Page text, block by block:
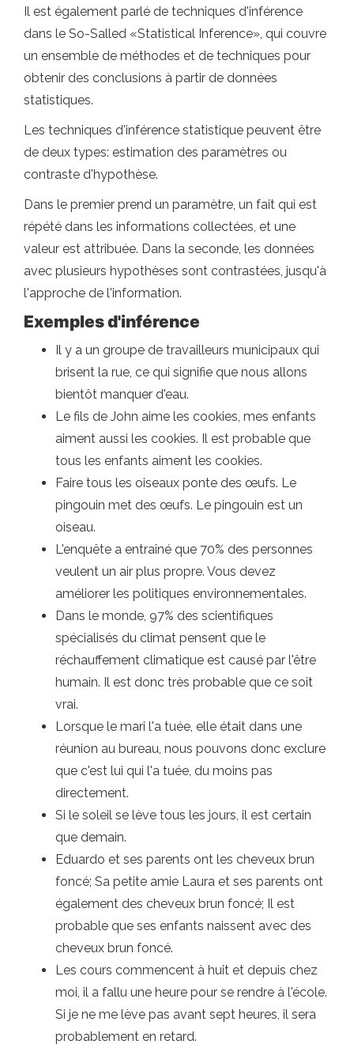
Il est également parlé de techniques d'inférence
dans le So-Salled «Statistical Inference», qui couvre
un ensemble de méthodes et de techniques pour
obtenir des conclusions à partir de données
statistiques.
Les techniques d'inférence statistique peuvent être
de deux types: estimation des paramètres ou
contraste d'hypothèse.
Dans le premier prend un paramètre, un fait qui est
répété dans les informations collectées, et une
valeur est attribuée. Dans la seconde, les données
avec plusieurs hypothèses sont contrastées, jusqu'à
l'approche de l'information.
Exemples d'inférence
Il y a un groupe de travailleurs municipaux qui
brisent la rue, ce qui signifie que nous allons
bientôt manquer d'eau.
Le fils de John aime les cookies, mes enfants
aiment aussi les cookies. Il est probable que
tous les enfants aiment les cookies.
Faire tous les oiseaux ponte des œufs. Le
pingouin met des œufs. Le pingouin est un
oiseau.
L'enquête a entraîné que 70% des personnes
veulent un air plus propre. Vous devez
améliorer les politiques environnementales.
Dans le monde, 97% des scientifiques
spécialisés du climat pensent que le
réchauffement climatique est causé par l'être
humain. Il est donc très probable que ce soit
vrai.
Lorsque le mari l'a tuée, elle était dans une
réunion au bureau, nous pouvons donc exclure
que c'est lui qui l'a tuée, du moins pas
directement.
Si le soleil se lève tous les jours, il est certain
que demain.
Eduardo et ses parents ont les cheveux brun
foncé; Sa petite amie Laura et ses parents ont
également des cheveux brun foncé; Il est
probable que ses enfants naissent avec des
cheveux brun foncé.
Les cours commencent à huit et depuis chez
moi, il a fallu une heure pour se rendre à l'école.
Si je ne me lève pas avant sept heures, il sera
probablement en retard.